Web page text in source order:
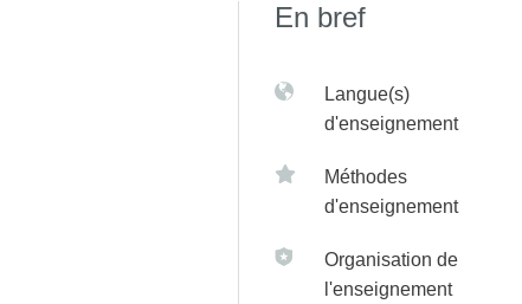
En bref
Langue(s)
d'enseignement
Méthodes
d'enseignement
Organisation de
l'enseignement